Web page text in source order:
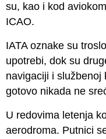
su, kao i kod
ICAO.
IATA oznake su
upotrebi, dok su
navigaciji i službenoj
gotovo nikada ne
U redovima letenja
aerodroma. Putnici